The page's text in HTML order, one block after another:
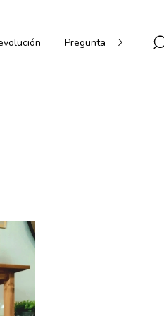
Preguntas Frecuentes